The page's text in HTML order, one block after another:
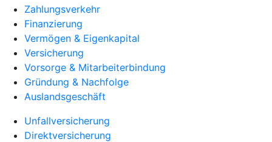
Zahlungsverkehr
Finanzierung
Vermögen & Eigenkapital
Versicherung
Vorsorge & Mitarbeiterbindung
Gründung & Nachfolge
Auslandsgeschäft
Unfallversicherung
Direktversicherung